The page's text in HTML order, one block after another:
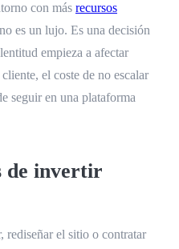
con más recursos
es un lujo. Es una decisión
empieza a afectar
el coste de no escalar
seguir en una plataforma
de invertir
rediseñar el sitio o contratar